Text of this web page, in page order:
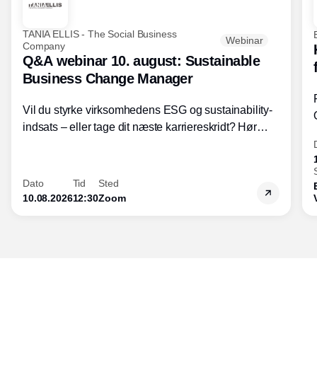
TANIA ELLIS - The Social Business
Company
Webinar
Q&A webinar 10. august: Sustainable
Business Change Manager
Vil du styrke virksomhedens ESG og sustainability-
indsats – eller tage dit næste karriereskridt? Hør
inden for bæredygtig forretningsudvikling - så du
skaber værdi for både samfund og bundlinje.
Dato
10.08.2026
Tid
12:30
Sted
Zoom